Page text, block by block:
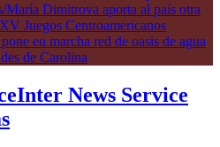
María Dimitrova aporta al país otra
Juegos Centroamericanos
en marcha red de oasis de agua
de Carolina
Inter News Service